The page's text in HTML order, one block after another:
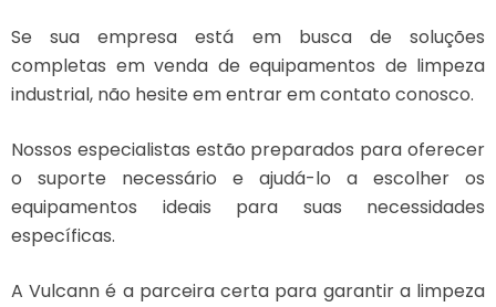
Se sua empresa está em busca de soluções
completas em venda de equipamentos de limpeza
industrial, não hesite em entrar em contato conosco.
Nossos especialistas estão preparados para oferecer
o suporte necessário e ajudá-lo a escolher os
equipamentos ideais para suas necessidades
específicas.
A Vulcann é a parceira certa para garantir a limpeza